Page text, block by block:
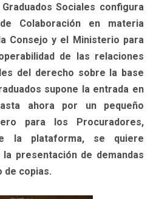
Sociales configura
Colaboración en materia
Consejo y el Ministerio para
de las relaciones
del derecho sobre la base
supone la entrada en
ahora por un pequeño
para los Procuradores,
la plataforma, se quiere
presentación de demandas
de copias.